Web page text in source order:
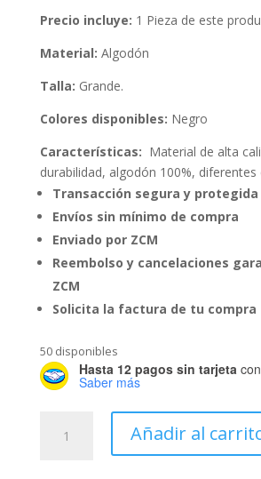
Precio incluye: 1 Pieza de este
Material: Algodón
Talla: Grande.
Colores disponibles: Negro
Características: Material de alta
durabilidad, algodón 100%, diferentes
Transacción segura y protegida
Envíos sin mínimo de compra
Enviado por ZCM
Reembolso y cancelaciones
ZCM
Solicita la factura de tu compra
50 disponibles
Hasta 12 pagos sin tarjeta
Saber más
Zona
Añadir al